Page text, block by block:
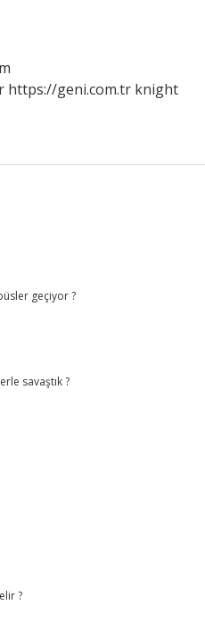
https://geni.com.tr knight
geçiyor ?
savaştık ?
?